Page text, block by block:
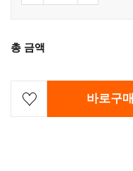
총 금액
바로구매